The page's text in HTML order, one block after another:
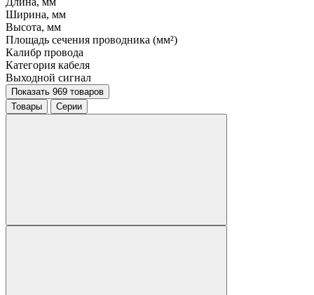
Ширина, мм
Высота, мм
Площадь сечения проводника (мм²)
Калибр провода
Категория кабеля
Выходной сигнал
Показать 969 товаров
Товары
Серии